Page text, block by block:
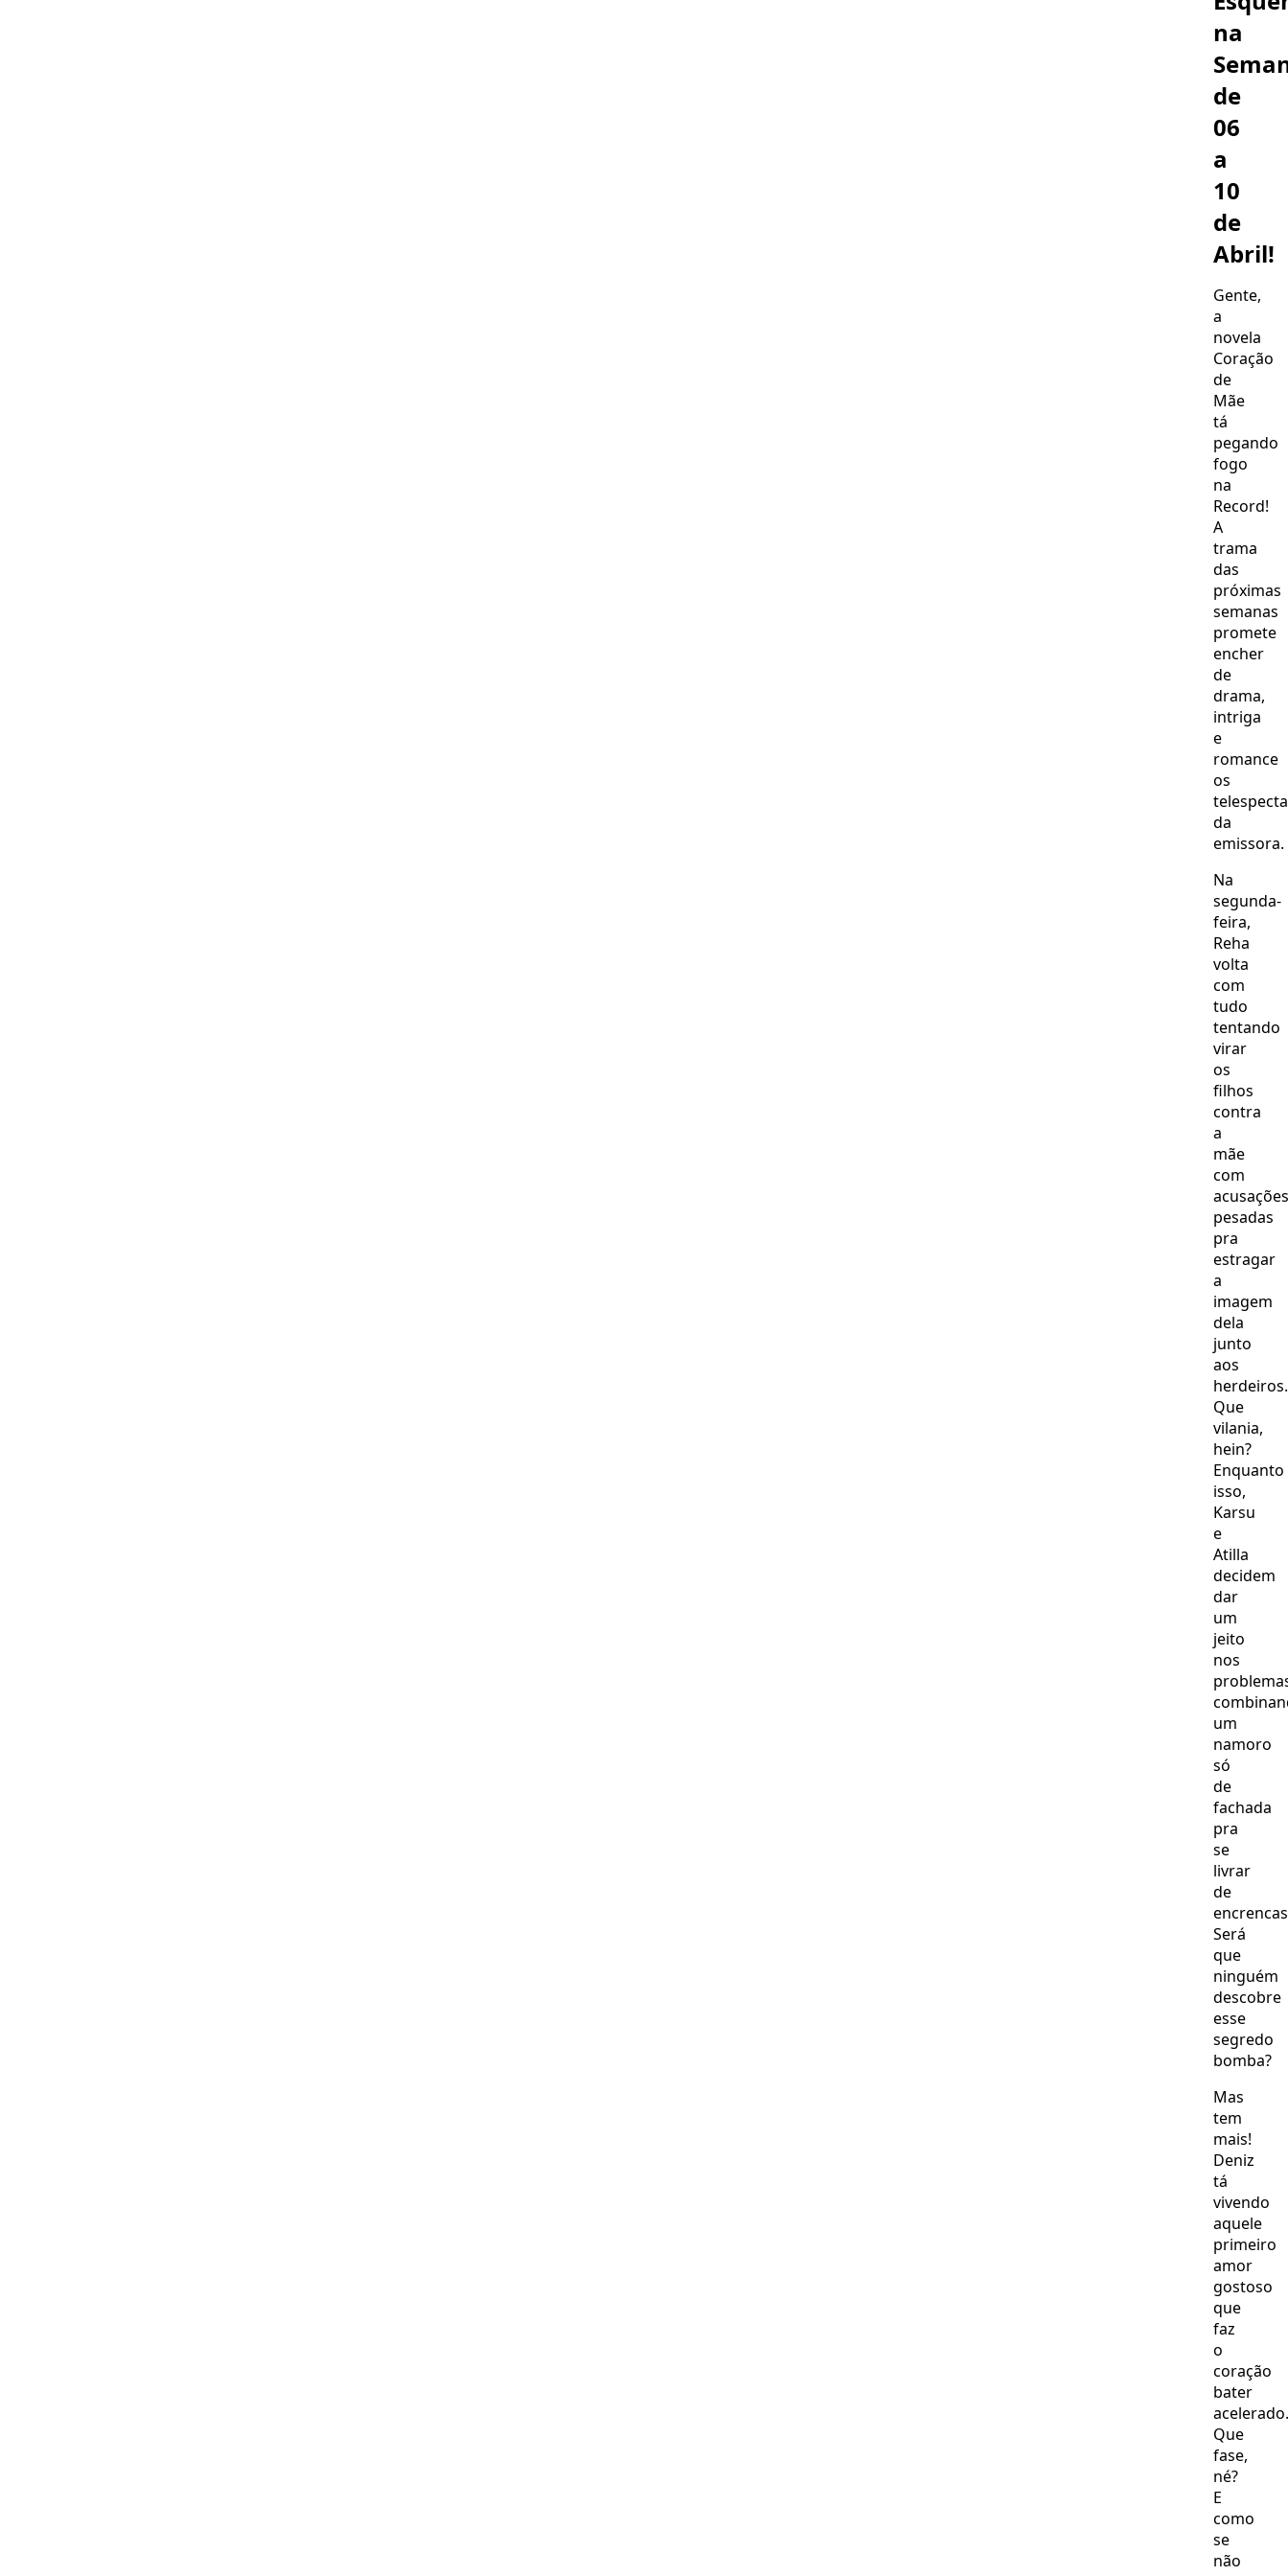
na
de
06
a
10
de
Abril!
Gente,
a
novela
Coração
de
Mãe
tá
pegando
fogo
na
Record!
A
trama
das
próximas
semanas
promete
encher
de
drama,
intriga
e
romance
os
da
emissora.
Na
segunda-
feira,
Reha
volta
com
tudo
tentando
virar
os
filhos
contra
a
mãe
com
acusações
pesadas
pra
estragar
a
imagem
dela
junto
aos
herdeiros.
Que
vilania,
hein?
Enquanto
isso,
Karsu
e
Atilla
decidem
dar
um
jeito
nos
um
namoro
só
de
fachada
pra
se
livrar
de
Será
que
ninguém
descobre
esse
segredo
bomba?
Mas
tem
mais!
Deniz
tá
vivendo
aquele
primeiro
amor
gostoso
que
faz
o
coração
bater
acelerado.
Que
fase,
né?
E
como
se
não
da
família